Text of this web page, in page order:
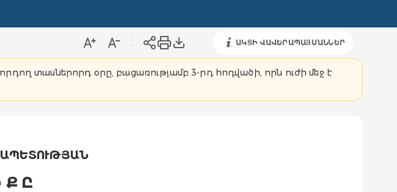
ԱԿՏԻ ՎԱՎԵՐԱՊԱՅՄԱՆՆԵՐ
տասներորդ օրը, բացառությամբ 3-րդ հոդվածի, որն ուժի մեջ է
Ք Ը